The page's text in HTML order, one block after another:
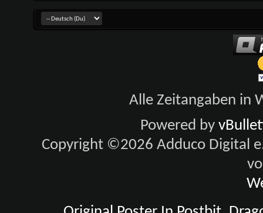
Alle Zeitangaben in
Powered by
Copyright ©2026 Adduco Digital